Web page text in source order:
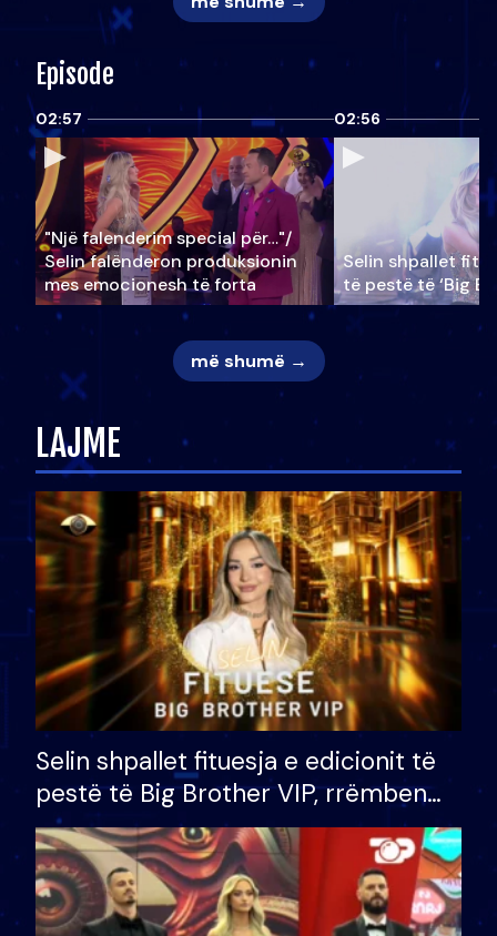
Episode
02:57
"Një falenderim special për…"/
Selin falënderon produksionin
mes emocionesh të forta
02:56
Selin shpallet
të pestë të ‘Big
më shumë →
LAJME
Selin shpallet fituesja e edicionit të
pestë të Big Brother VIP, rrëmben
çmimin e madh prej 100 mijë eurosh